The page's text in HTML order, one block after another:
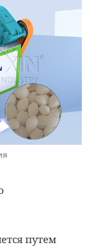
путем